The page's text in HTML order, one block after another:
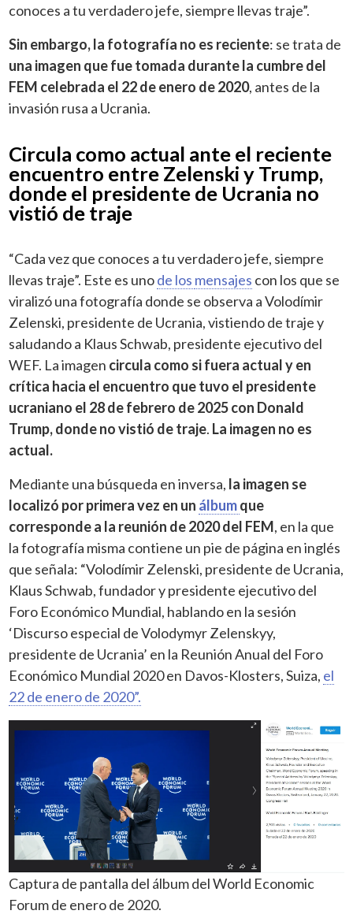
conoces a tu verdadero jefe, siempre llevas traje”.
Sin embargo, la fotografía no es reciente: se trata de
una imagen que fue tomada durante la cumbre del
FEM celebrada el 22 de enero de 2020, antes de la
invasión rusa a Ucrania.
Circula como actual ante el reciente
encuentro entre Zelenski y Trump,
donde el presidente de Ucrania no
vistió de traje
“Cada vez que conoces a tu verdadero jefe, siempre
llevas traje”. Este es unode los mensajes con los que se
viralizó una fotografía donde se observa a Volodímir
Zelenski, presidente de Ucrania, vistiendo de traje y
saludando a Klaus Schwab, presidente ejecutivo del
WEF. La imagen circula como si fuera actual y en
crítica hacia el encuentro que tuvo el presidente
ucraniano el 28 de febrero de 2025 con Donald
Trump, donde no vistió de traje. La imagen no es
actual.
Mediante una búsqueda en inversa, la imagen se
localizó por primera vez en un álbumque
corresponde a la reunión de 2020 del FEM, en la que
la fotografía misma contiene un pie de página en inglés
que señala: “Volodímir Zelenski, presidente de Ucrania,
Klaus Schwab, fundador y presidente ejecutivo del
Foro Económico Mundial, hablando en la sesión
‘Discurso especial de Volodymyr Zelenskyy,
presidente de Ucrania’ en la Reunión Anual del Foro
Económico Mundial 2020 en Davos-Klosters, Suiza, el
22 de enero de 2020”.
Captura de pantalla del álbum del World Economic
Forum de enero de 2020.